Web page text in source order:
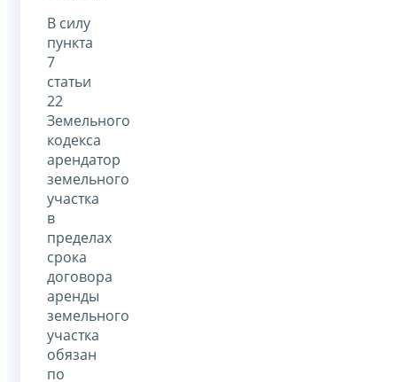
В силу
пункта
7
статьи
22
Земельного
кодекса
арендатор
земельного
участка
в
пределах
срока
договора
аренды
земельного
участка
обязан
по